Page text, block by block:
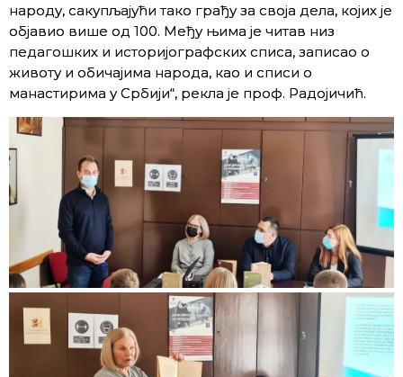
народу, сакупљајући тако грађу за своја дела, којих је
објавио више од 100. Међу њима је читав низ
педагошких и историјографских списа, записао о
животу и обичајима народа, као и списи о
манастирима у Србији“, рекла је проф. Радојичић.